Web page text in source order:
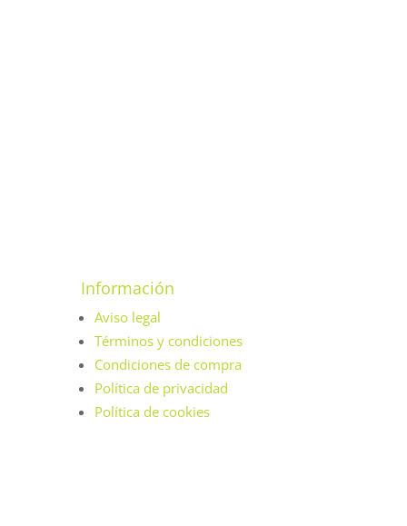
Información
Aviso legal
Términos y condiciones
Condiciones de compra
Política de privacidad
Política de cookies